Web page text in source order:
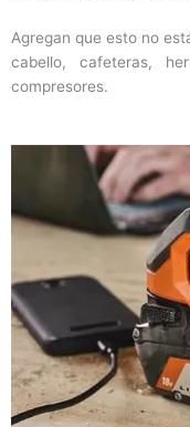
Agregan que esto no
cabello, cafeteras,
compresores.